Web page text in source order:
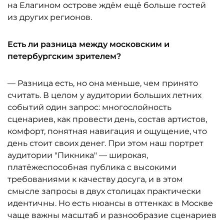
на Елагином острове ждём ещё больше гостей
из других регионов.
Есть ли разница между московским и
петербургским зрителем?
— Разница есть, но она меньше, чем принято
считать. В целом у аудитории больших летних
событий один запрос: многослойность
сценариев, как провести день, состав артистов,
комфорт, понятная навигация и ощущение, что
день стоит своих денег. При этом наш портрет
аудитории "Пикника" — широкая,
платёжеспособная публика с высокими
требованиями к качеству досуга, и в этом
смысле запросы в двух столицах практически
идентичны. Но есть нюансы в оттенках: в Москве
чаще важны масштаб и разнообразие сценариев